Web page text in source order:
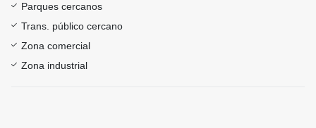
Parques cercanos
Trans. público cercano
Zona comercial
Zona industrial